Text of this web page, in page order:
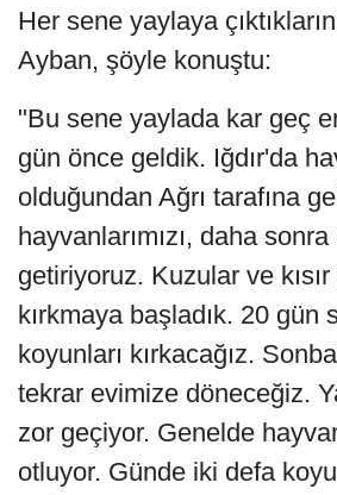
Her sene yaylaya
Ayban, şöyle konuştu:
"Bu sene yaylada kar geç
gün önce geldik. Iğdır'da
olduğundan Ağrı tarafına
hayvanlarımızı, daha
getiriyoruz. Kuzular ve kısır
kırkmaya başladık. 20 gün
koyunları kırkacağız.
tekrar evimize döneceğiz.
zor geçiyor. Genelde
otluyor. Günde iki defa